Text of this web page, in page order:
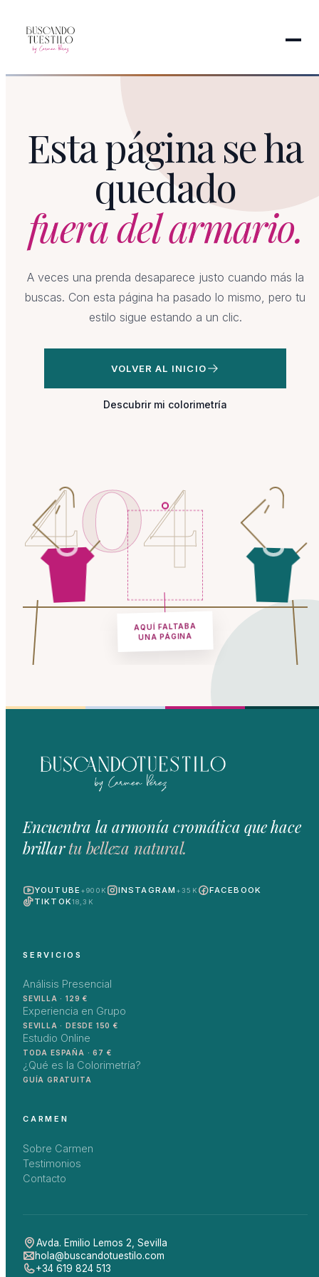
Esta página se ha
quedado
fuera del armario.
A veces una prenda desaparece justo cuando más la
buscas. Con esta página ha pasado lo mismo, pero tu
estilo sigue estando a un clic.
VOLVER AL INICIO
Descubrir mi colorimetría
404
AQUÍ FALTABA
UNA PÁGINA
Encuentra la armonía cromática que hace
brillartu belleza natural.
YOUTUBE +900K INSTAGRAM +35K
FACEBOOK
TIKTOK18,3K
SERVICIOS
Análisis Presencial
SEVILLA · 129 €
Experiencia en Grupo
SEVILLA · DESDE 150 €
Estudio Online
TODA ESPAÑA · 67 €
¿Qué es la Colorimetría?
GUÍA GRATUITA
CARMEN
Sobre Carmen
Testimonios
Contacto
Avda. Emilio Lemos 2 Sevilla
hola@buscandotuestilo.com
+34 619 824 513